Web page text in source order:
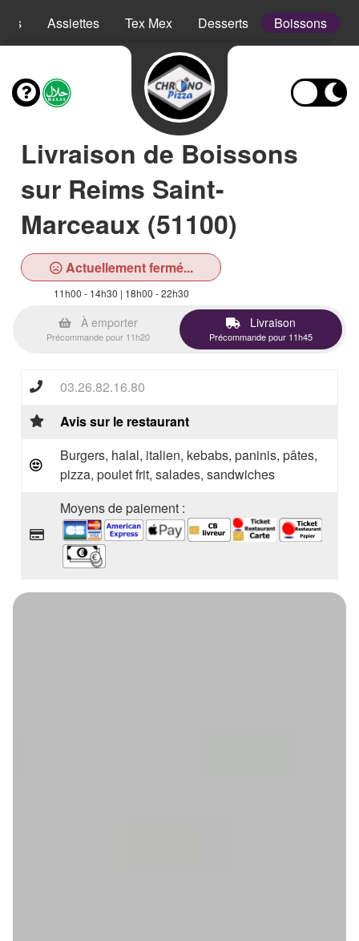
Assiettes Tex Mex Desserts Boissons
Livraison de Boissons
sur Reims Saint-
Marceaux (51100)
Actuellement fermé...
11h00 - 14h30 | 18h00 - 22h30
À emporter
Précommande pour 11h20
Livraison
Précommande pour 11h45
03.26.82.16.80
Avis sur le restaurant
Burgers, halal, italien, kebabs, paninis, pâtes,
pizza, poulet frit, salades, sandwiches
Moyens de paiement :